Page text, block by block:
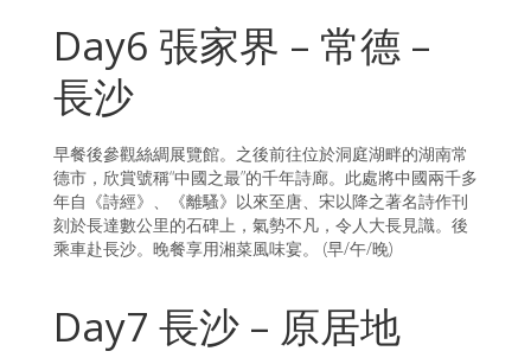
Day6 張家界 – 常德 –
長沙
早餐後參觀絲綢展覽館。之後前往位於洞庭湖畔的湖南常
德市，欣賞號稱“中國之最”的千年詩廊。此處將中國兩千多
年自《詩經》、《離騷》以來至唐、宋以降之著名詩作刊
刻於長達數公里的石碑上，氣勢不凡，令人大長見識。後
乘車赴長沙。晚餐享用湘菜風味宴。 (早/午/晚)
Day7 長沙 – 原居地